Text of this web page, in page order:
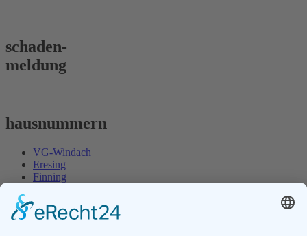
schaden-
meldung
hausnummern
VG-Windach
Eresing
Finning
VG-Windach
Eresing